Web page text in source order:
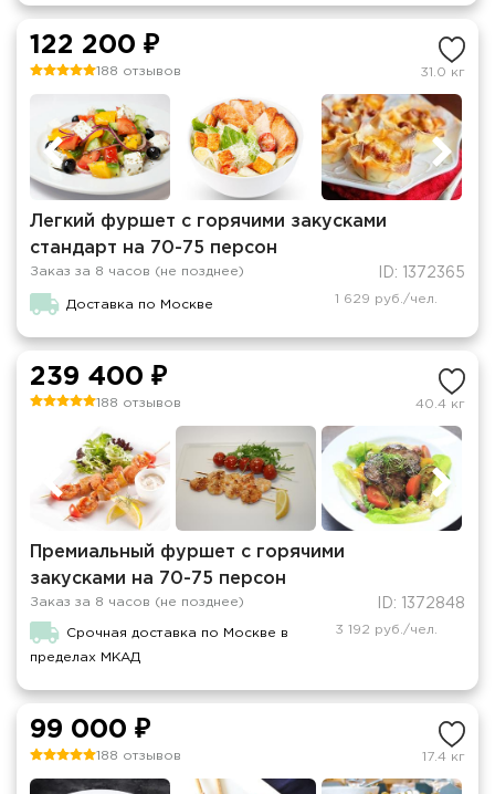
122 200 ₽
188 отзывов 31.0 кг
Легкий фуршет c горячими закусками
стандарт на 70-75 персон
Заказ за 8 часов (не позднее) ID: 1372365
Доставка по Москве 1 629 руб./чел.
239 400 ₽
188 отзывов 40.4 кг
Премиальный фуршет с горячими
закусками на 70-75 персон
Заказ за 8 часов (не позднее) ID: 1372848
Срочная доставка по Москве в
пределах МКАД
3 192 руб./чел.
99 000 ₽
188 отзывов 17.4 кг